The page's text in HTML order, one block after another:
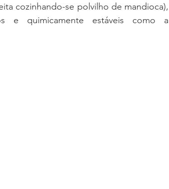
cozinhando-se polvilho de mandioca),
e quimicamente estáveis como a